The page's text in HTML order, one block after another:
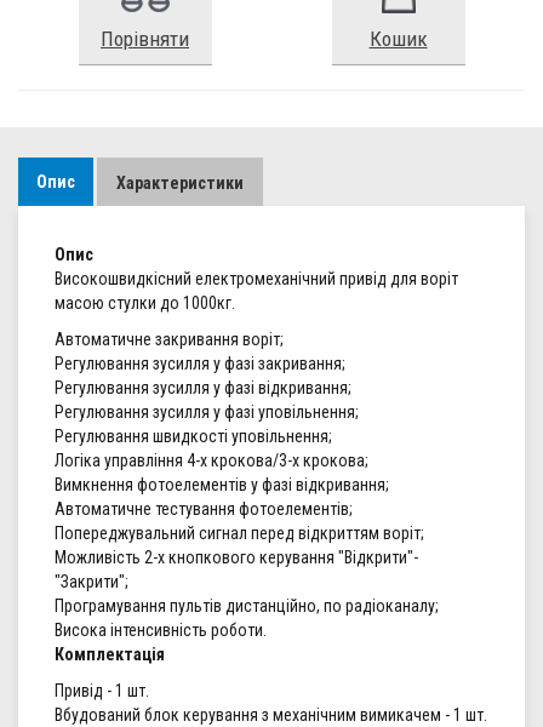
Порівняти Кошик
Опис Характеристики
Опис
Високошвидкісний електромеханічний привід для воріт
масою стулки до 1000кг.
Автоматичне закривання воріт;
Регулювання зусилля у фазі закривання;
Регулювання зусилля у фазі відкривання;
Регулювання зусилля у фазі уповільнення;
Регулювання швидкості уповільнення;
Логіка управління 4-х крокова/3-х крокова;
Вимкнення фотоелементів у фазі відкривання;
Автоматичне тестування фотоелементів;
Попереджувальний сигнал перед відкриттям воріт;
Можливість 2-х кнопкового керування "Відкрити"-
"Закрити";
Програмування пультів дистанційно, по радіоканалу;
Висока інтенсивність роботи.
Комплектація
Привід - 1 шт.
Вбудований блок керування з механічним вимикачем - 1 шт.